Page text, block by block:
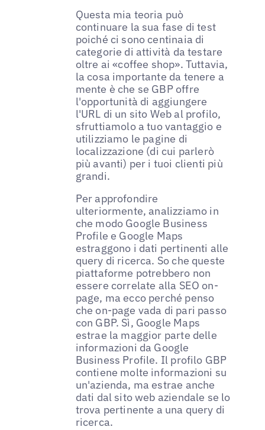
Questa mia teoria può
continuare la sua fase di test
poiché ci sono centinaia di
categorie di attività da testare
oltre ai «coffee shop». Tuttavia,
la cosa importante da tenere a
mente è che se GBP offre
l'opportunità di aggiungere
l'URL di un sito Web al profilo,
sfruttiamolo a tuo vantaggio e
utilizziamo le pagine di
localizzazione (di cui parlerò
più avanti) per i tuoi clienti più
grandi.
Per approfondire
ulteriormente, analizziamo in
che modo Google Business
Profile e Google Maps
estraggono i dati pertinenti alle
query di ricerca. So che queste
piattaforme potrebbero non
essere correlate alla SEO on-
page, ma ecco perché penso
che on-page vada di pari passo
con GBP. Sì, Google Maps
estrae la maggior parte delle
informazioni da Google
Business Profile. Il profilo GBP
contiene molte informazioni su
un'azienda, ma estrae anche
dati dal sito web aziendale se lo
trova pertinente a una query di
ricerca.